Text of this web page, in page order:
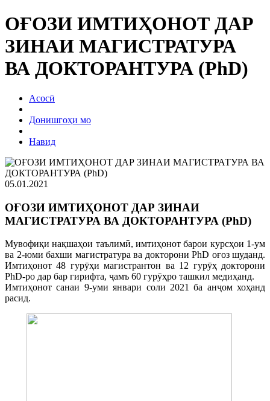
ОҒОЗИ ИМТИҲОНОТ ДАР
ЗИНАИ МАГИСТРАТУРА
ВА ДОКТОРАНТУРА (PhD)
Асосӣ
Донишгоҳи мо
Навид
05.01.2021
ОҒОЗИ ИМТИҲОНОТ ДАР ЗИНАИ
МАГИСТРАТУРА ВА ДОКТОРАНТУРА (PhD)
Мувофиқи нақшаҳои таълимӣ, имтиҳонот барои курсҳои 1-ум
ва 2-юми бахши магистратура ва докторони PhD оғоз шуданд.
Имтиҳонот 48 гурӯҳи магистрантон ва 12 гурӯҳ докторони
PhD-ро дар бар гирифта, ҷамъ 60 гурӯҳро ташкил медиҳанд.
Имтиҳонот санаи 9-уми январи соли 2021 ба анҷом хоҳанд
расид.